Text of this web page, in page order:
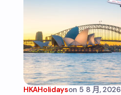
HKAHolidayson 5 8 月, 2026